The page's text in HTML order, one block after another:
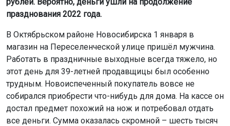
празднования 2022 года.
В Октябрьском районе Новосибирска 1 января в
магазин на Переселенческой улице пришёл мужчина.
Работать в праздничные выходные всегда тяжело, но
этот день для 39-летней продавщицы был особенно
трудным. Новоиспеченный покупатель вовсе не
собирался приобрести что-нибудь для дома. На кассе он
достал предмет похожий на нож и потребовал отдать
все деньги. Сумма оказалась скромной – шесть тысяч